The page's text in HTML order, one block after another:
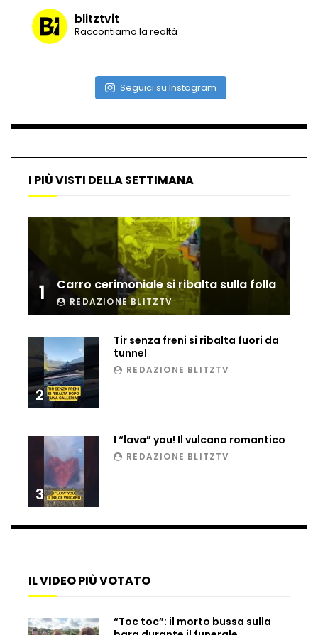
Frana travolge casa a Cormons: il video
Cinque colpi in tre giorni a Milano: le
immagini che lo tradiscono
Matteo Renzi maratoneta, ad Atene
chiude in 4 ore e 10: “Up and down for
me is very difficult”
Ingresso da film a Taormina: lo sposo
Incendio nel Vicentino, in fumo un
deposito di giocattoli
insulti sessisti che riceve
Notte incantata a Selva di Val Gardena,
la prima neve trasforma il paese
blitztvit
Raccontiamo la realtà
Seguici su Instagram
I PIÙ VISTI DELLA SETTIMANA
1 Carro cerimoniale si ribalta sulla folla
REDAZIONE BLITZTV
2
Tir senza freni si ribalta fuori da
tunnel
REDAZIONE BLITZTV
3
I “lava” you! Il vulcano romantico
REDAZIONE BLITZTV
IL VIDEO PIÙ VOTATO
“Toc toc”: il morto bussa sulla